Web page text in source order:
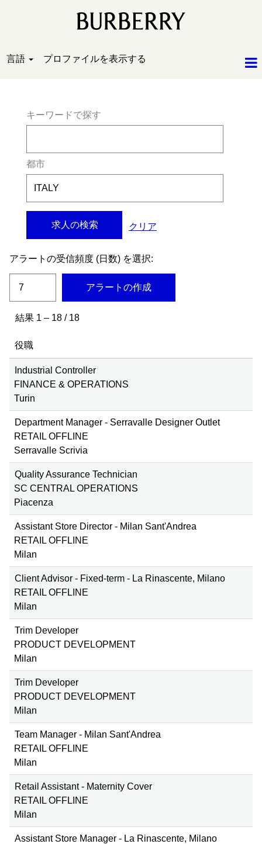
言語 プロファイルを表示する
キーワードで探す
都市
クリア
アラートの受信頻度 (日数) を選択:
アラートの作成
結果 1 – 18 / 18
役職
Industrial Controller
FINANCE & OPERATIONS
Turin
Department Manager - Serravalle Designer Outlet
RETAIL OFFLINE
Serravalle Scrivia
Quality Assurance Technician
SC CENTRAL OPERATIONS
Piacenza
Assistant Store Director - Milan Sant'Andrea
RETAIL OFFLINE
Milan
Client Advisor - Fixed-term - La Rinascente, Milano
RETAIL OFFLINE
Milan
Trim Developer
PRODUCT DEVELOPMENT
Milan
Trim Developer
PRODUCT DEVELOPMENT
Milan
Team Manager - Milan Sant'Andrea
RETAIL OFFLINE
Milan
Retail Assistant - Maternity Cover
RETAIL OFFLINE
Milan
Assistant Store Manager - La Rinascente, Milano